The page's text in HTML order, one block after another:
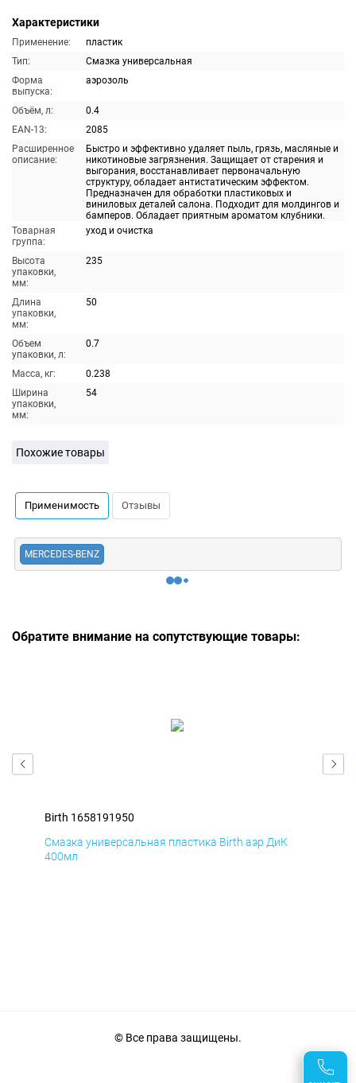
Характеристики
Применение:
пластик
Тип:
Смазка универсальная
Форма
выпуска:
аэрозоль
Объём, л:
0.4
EAN-13:
2085
Расширенное
описание:
Быстро и эффективно удаляет пыль, грязь, масляные и
никотиновые загрязнения. Защищает от старения и
выгорания, восстанавливает первоначальную
структуру, обладает антистатическим эффектом.
Предназначен для обработки пластиковых и
виниловых деталей салона. Подходит для молдингов и
бамперов. Обладает приятным ароматом клубники.
Товарная
группа:
уход и очистка
Высота
упаковки,
мм:
235
Длина
упаковки,
мм:
50
Объем
упаковки, л:
0.7
Масса, кг:
0.238
Ширина
упаковки,
мм:
54
Похожие товары
Применимость Отзывы
MERCEDES-BENZ
Обратите внимание на сопутствующие товары:
Birth 1658191950
Смазка универсальная пластика Birth аэр ДиК
400мл
© Все права защищены.